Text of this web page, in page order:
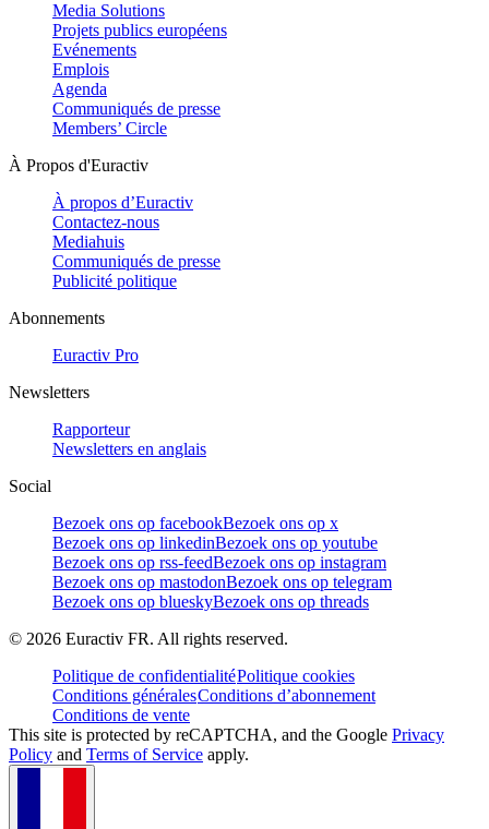
Media Solutions
Projets publics européens
Evénements
Emplois
Agenda
Communiqués de presse
Members’ Circle
À Propos d'Euractiv
À propos d’Euractiv
Contactez-nous
Mediahuis
Communiqués de presse
Publicité politique
Abonnements
Euractiv Pro
Newsletters
Rapporteur
Newsletters en anglais
Social
Bezoek ons op facebookBezoek ons op x
Bezoek ons op linkedinBezoek ons op youtube
Bezoek ons op rss-feedBezoek ons op instagram
Bezoek ons op mastodonBezoek ons op telegram
Bezoek ons op blueskyBezoek ons op threads
© 2026 Euractiv FR. All rights reserved.
Politique de confidentialitéPolitique cookies
Conditions généralesConditions d’abonnement
Conditions de vente
This site is protected by reCAPTCHA, and the Google Privacy
Policy and Terms of Service apply.